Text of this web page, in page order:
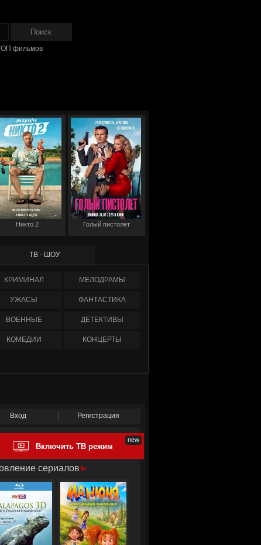
фильмов
Никто 2 Голый пистолет
ТВ - ШОУ
КРИМИНАЛ МЕЛОДРАМЫ
УЖАСЫ ФАНТАСТИКА
ВОЕННЫЕ ДЕТЕКТИВЫ
КОМЕДИИ КОНЦЕРТЫ
Вход Регистрация
Включить ТВ режим
сериалов